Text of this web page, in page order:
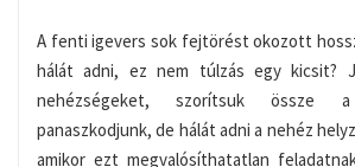
A fenti igevers sok fejtörést okozott
hálát adni, ez nem túlzás egy kicsit?
nehézségeket, szorítsuk össze
panaszkodjunk, de hálát adni a nehéz
amikor ezt megvalósíthatatlan